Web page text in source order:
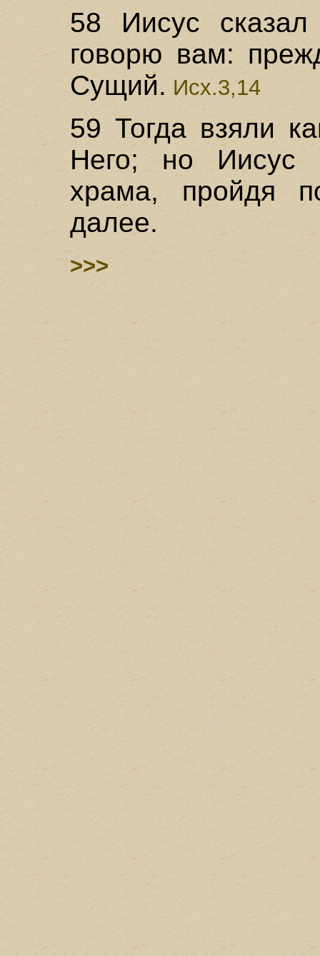
58 Иисус
говорю вам:
Сущий. Исх.3,14
59 Тогда взяли
Него; но Иисус
храма, пройдя
далее.
>>>